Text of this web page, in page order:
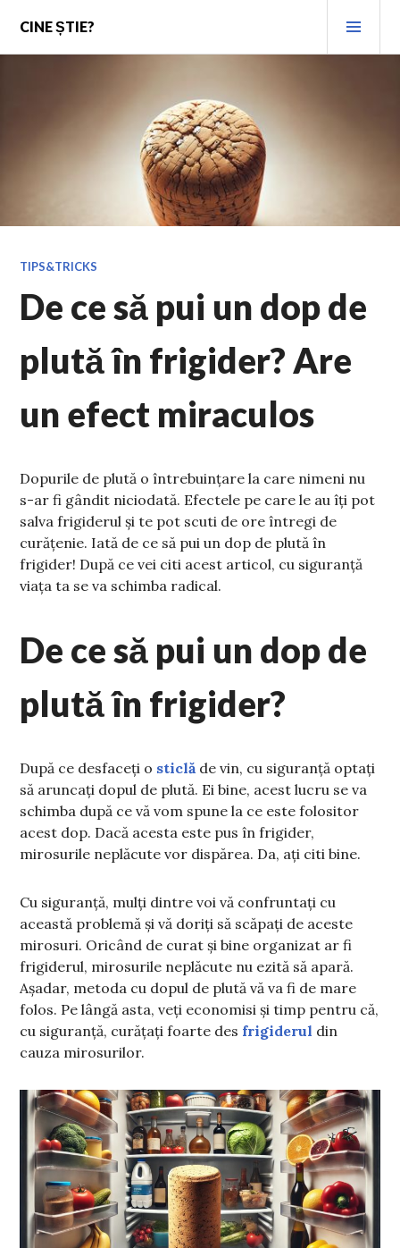
content
CINE ȘTIE?
TIPS&TRICKS
De ce să pui un dop de
plută în frigider? Are
un efect miraculos
Dopurile de plută o întrebuințare la care nimeni nu
s-ar fi gândit niciodată. Efectele pe care le au îți pot
salva frigiderul și te pot scuti de ore întregi de
curățenie. Iată de ce să pui un dop de plută în
frigider! După ce vei citi acest articol, cu siguranță
viața ta se va schimba radical.
De ce să pui un dop de
plută în frigider?
După ce desfaceți o sticlăde vin, cu siguranță optați
să aruncați dopul de plută. Ei bine, acest lucru se va
schimba după ce vă vom spune la ce este folositor
acest dop. Dacă acesta este pus în frigider,
mirosurile neplăcute vor dispărea. Da, ați citi bine.
Cu siguranță, mulți dintre voi vă confruntați cu
această problemă și vă doriți să scăpați de aceste
mirosuri. Oricând de curat și bine organizat ar fi
frigiderul, mirosurile neplăcute nu ezită să apară.
Așadar, metoda cu dopul de plută vă va fi de mare
folos. Pe lângă asta, veți economisi și timp pentru că,
cu siguranță, curățați foarte des frigiderul din
cauza mirosurilor.